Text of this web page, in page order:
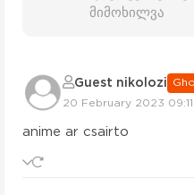
მიმოხილვა
Guest nikolozi
20 February 2023 09:11
anime ar csairto